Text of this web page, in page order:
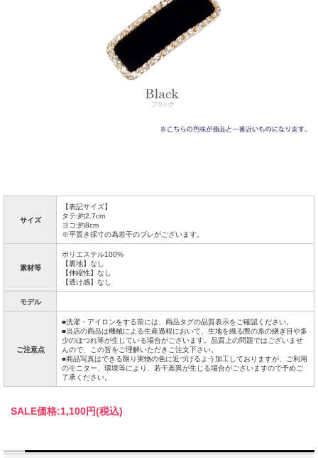
サイズ
【表記サイズ】
タテ:約2.7cm
ヨコ:約8cm
※平置き採寸の為若干のブレがございます。
素材等
ポリエステル100%
【裏地】なし
【伸縮性】なし
【透け感】なし
モデル
ご注意点
■洗濯・アイロンをする前には、商品タグの品質表示をご確認ください。
■当店の商品は機械による生産過程において、生地を織る際の糸の継ぎ目や多
少のほつれ等が生じている場合がございます。品質上の問題ではございませ
んので、この旨をご理解いただきご注文下さい。
■商品写真はできる限り実物の色に近づけるよう加工しておりますが、ご利用
のモニター、環境等により、若干差異が生じる場合がございますので予めご
了承ください。
SALE価格:1,100円(税込)